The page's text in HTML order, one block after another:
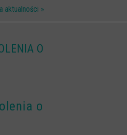
aktualności »
O
o